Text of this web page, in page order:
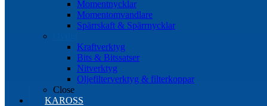
Momentnycklar
Momentomvandlare
Spärrskaft & Spärrnycklar
Kraftverktyg
Bits & Bitssatser
Nitverktyg
Oljefilterverktyg & filterkoppar
Close
KAROSS